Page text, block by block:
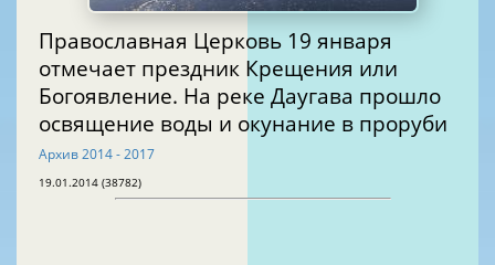
Православная Церковь 19 января
отмечает прездник Крещения или
Богоявление. На реке Даугава прошло
освящение воды и окунание в проруби
Архив 2014 - 2017
19.01.2014 (38782)